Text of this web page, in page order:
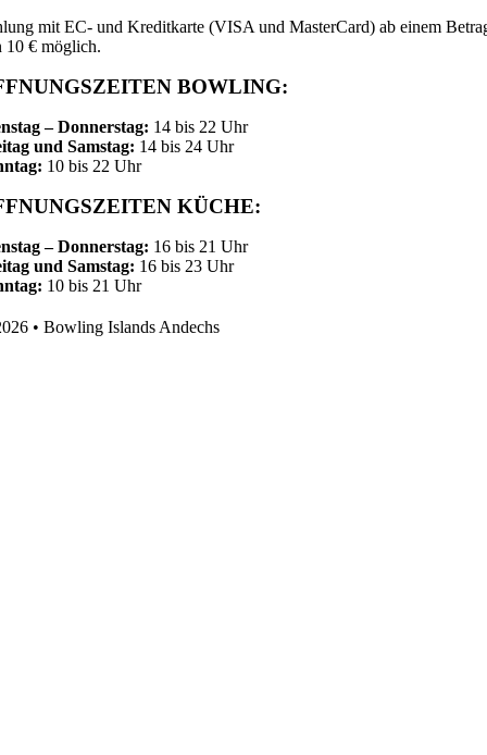
mit EC- und Kreditkarte (VISA und MasterCard) ab einem
10 € möglich.
BOWLING:
– Donnerstag: 14 bis 22 Uhr
und Samstag: 14 bis 24 Uhr
10 bis 22 Uhr
KÜCHE:
– Donnerstag: 16 bis 21 Uhr
und Samstag: 16 bis 23 Uhr
10 bis 21 Uhr
• Bowling Islands Andechs